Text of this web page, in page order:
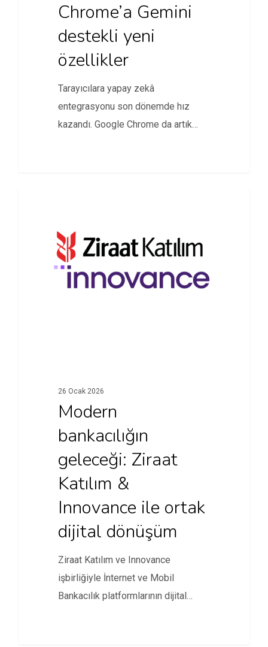
Chrome’a Gemini
destekli yeni
özellikler
Tarayıcılara yapay zekâ
entegrasyonu son dönemde hız
kazandı. Google Chrome da artık
26 Ocak 2026
Modern
bankacılığın
geleceği: Ziraat
Katılım &
Innovance ile ortak
dijital dönüşüm
Ziraat Katılım ve Innovance
işbirliğiyle İnternet ve Mobil
Bankacılık platformlarının dijital